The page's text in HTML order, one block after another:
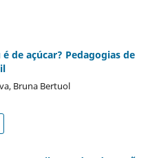
de açúcar? Pedagogias de
Bruna Bertuol